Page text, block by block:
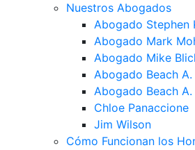
Nuestros Abogados
Abogado Stephen
Abogado Mark
Abogado Mike
Abogado Beach
Abogado Beach A.
Chloe Panaccione
Jim Wilson
Cómo Funcionan los